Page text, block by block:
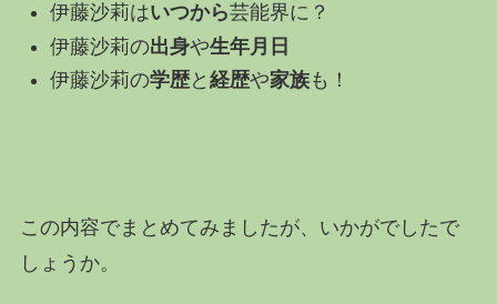
伊藤沙莉はいつから芸能界に？
伊藤沙莉の出身や生年月日
伊藤沙莉の学歴と 経歴や家族も！
この内容でまとめてみましたが、いかがでしたで
しょうか。